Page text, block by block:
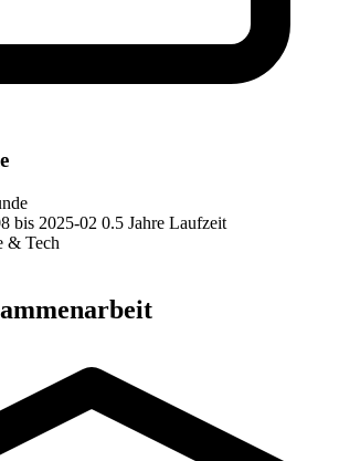
bis 2025-02 0.5 Jahre Laufzeit
& Tech